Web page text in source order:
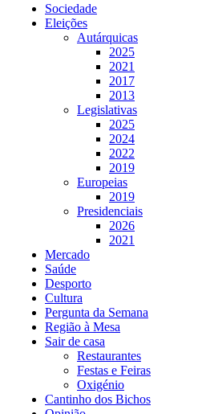
Sociedade
Eleições
Autárquicas
2025
2021
2017
2013
Legislativas
2025
2024
2022
2019
Europeias
2019
Presidenciais
2026
2021
Mercado
Saúde
Desporto
Cultura
Pergunta da Semana
Região à Mesa
Sair de casa
Restaurantes
Festas e Feiras
Oxigénio
Cantinho dos Bichos